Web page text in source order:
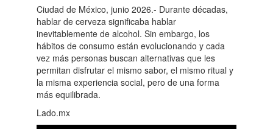
Ciudad de México, junio 2026.- Durante décadas,
hablar de cerveza significaba hablar
inevitablemente de alcohol. Sin embargo, los
hábitos de consumo están evolucionando y cada
vez más personas buscan alternativas que les
permitan disfrutar el mismo sabor, el mismo ritual y
la misma experiencia social, pero de una forma
más equilibrada.
Lado.mx